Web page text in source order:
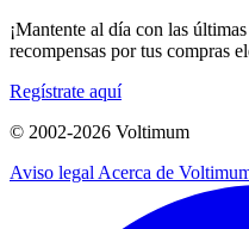
¡Mantente al día con las
recompensas por tus compras
Regístrate aquí
© 2002-2026 Voltimum
Aviso legal Acerca de